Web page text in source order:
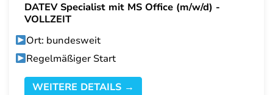
DATEV Specialist mit MS Office (m/w/d) -
VOLLZEIT
Ort: bundesweit
Regelmäßiger Start
WEITERE DETAILS →